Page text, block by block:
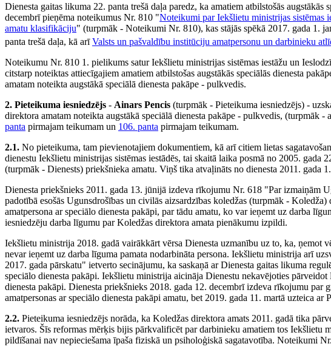
Dienesta gaitas likuma 22. panta trešā daļa paredz, ka amatiem atbilstošās
decembrī pieņēma noteikumus Nr. 810 "Noteikumi par Iekšlietu ministrijas sistēmas
amatu klasifikāciju" (turpmāk - Noteikumi Nr. 810), kas stājās spēkā 2017. gada 1.
panta trešā daļa, kā arīValsts un pašvaldību institūciju amatpersonu un darbinieku
Noteikumu Nr. 810 1. pielikums satur Iekšlietu ministrijas sistēmas iestāžu un
citstarp noteiktas attiecīgajiem amatiem atbilstošas augstākās speciālās dienesta
amatam noteikta augstākā speciālā dienesta pakāpe - pulkvedis.
2. Pieteikuma iesniedzējs - Ainars Pencis (turpmāk - Pieteikuma iesniedzējs) -
direktora amatam noteikta augstākā speciālā dienesta pakāpe - pulkvedis, (turpmāk -
panta pirmajam teikumam un 106. panta pirmajam teikumam.
2.1. No pieteikuma, tam pievienotajiem dokumentiem, kā arī citiem lietas
dienestu Iekšlietu ministrijas sistēmas iestādēs, tai skaitā laika posmā no 2005. gada
(turpmāk - Dienests) priekšnieka amatu. Viņš tika atvaļināts no dienesta 2011. gada
Dienesta priekšnieks 2011. gada 13. jūnijā izdeva rīkojumu Nr. 618 "Par izmaiņām
padotībā esošās Ugunsdrošības un civilās aizsardzības koledžas (turpmāk -
amatpersona ar speciālo dienesta pakāpi, par tādu amatu, ko var ieņemt uz darba
iesniedzēju darba līgumu par Koledžas direktora amata pienākumu izpildi.
Iekšlietu ministrija 2018. gadā vairākkārt vērsa Dienesta uzmanību uz to, ka, ņemot
nevar ieņemt uz darba līguma pamata nodarbināta persona. Iekšlietu ministrija arī
2017. gada pārskatu" ietverto secinājumu, ka saskaņā ar Dienesta gaitas likuma
speciālo dienesta pakāpi. Iekšlietu ministrija aicināja Dienestu nekavējoties
dienesta pakāpi. Dienesta priekšnieks 2018. gada 12. decembrī izdeva rīkojumu
amatpersonas ar speciālo dienesta pakāpi amatu, bet 2019. gada 11. martā uzteica
2.2. Pieteikuma iesniedzējs norāda, ka Koledžas direktora amats 2011. gadā tika
ietvaros. Šīs reformas mērķis bijis pārkvalificēt par darbinieku amatiem tos Iekšlietu
pildīšanai nav nepieciešama īpaša fiziskā un psiholoģiskā sagatavotība. Noteikumi